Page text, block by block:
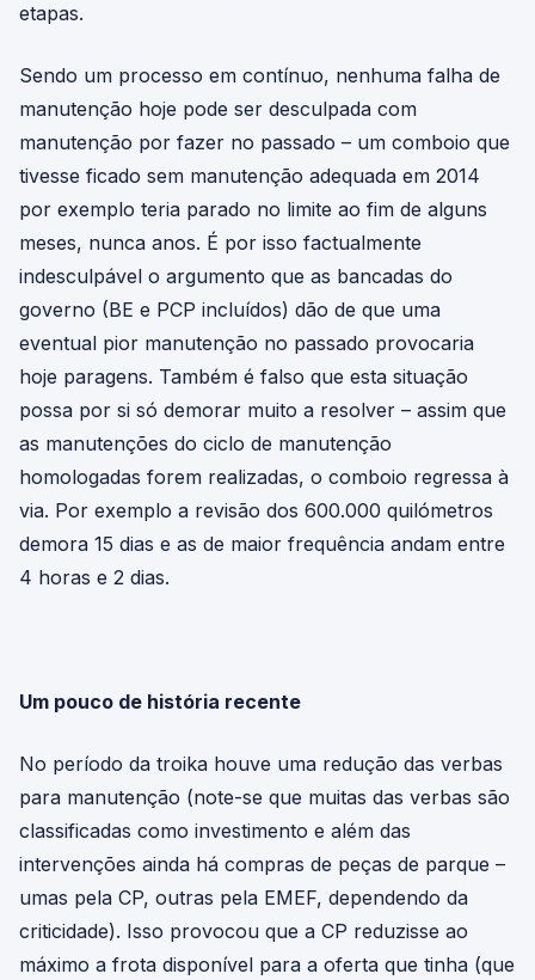
etapas.
Sendo um processo em contínuo, nenhuma falha de
manutenção hoje pode ser desculpada com
manutenção por fazer no passado – um comboio que
tivesse ficado sem manutenção adequada em 2014
por exemplo teria parado no limite ao fim de alguns
meses, nunca anos. É por isso factualmente
indesculpável o argumento que as bancadas do
governo (BE e PCP incluídos) dão de que uma
eventual pior manutenção no passado provocaria
hoje paragens. Também é falso que esta situação
possa por si só demorar muito a resolver – assim que
as manutenções do ciclo de manutenção
homologadas forem realizadas, o comboio regressa à
via. Por exemplo a revisão dos 600.000 quilómetros
demora 15 dias e as de maior frequência andam entre
4 horas e 2 dias.
Um pouco de história recente
No período da troika houve uma redução das verbas
para manutenção (note-se que muitas das verbas são
classificadas como investimento e além das
intervenções ainda há compras de peças de parque –
umas pela CP, outras pela EMEF, dependendo da
criticidade). Isso provocou que a CP reduzisse ao
máximo a frota disponível para a oferta que tinha (que